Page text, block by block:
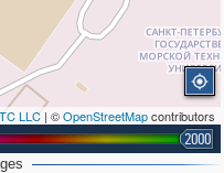
LLC | ©OpenStreetMapcontributors
2000